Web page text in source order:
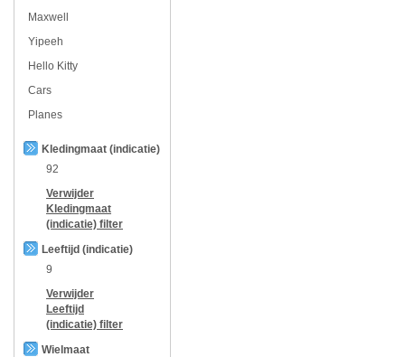
Maxwell
Yipeeh
Hello Kitty
Cars
Planes
Kledingmaat (indicatie)
92
Verwijder
Kledingmaat
(indicatie) filter
Leeftijd (indicatie)
9
Verwijder
Leeftijd
(indicatie) filter
Wielmaat